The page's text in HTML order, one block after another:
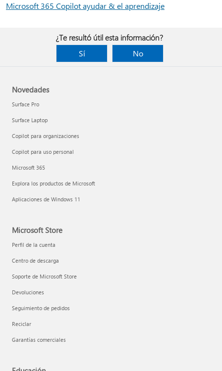
Microsoft 365 Copilot ayudar & el aprendizaje
¿Te resultó útil esta información?
Sí
No
Novedades
Surface Pro
Surface Laptop
Copilot para organizaciones
Copilot para uso personal
Microsoft 365
Explora los productos de Microsoft
Aplicaciones de Windows 11
Microsoft Store
Perfil de la cuenta
Centro de descarga
Soporte de Microsoft Store
Devoluciones
Seguimiento de pedidos
Reciclar
Garantías comerciales